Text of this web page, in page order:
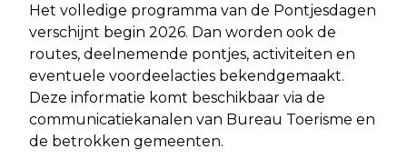
Het volledige programma van de Pontjesdagen
verschijnt begin 2026. Dan worden ook de
routes, deelnemende pontjes, activiteiten en
eventuele voordeelacties bekendgemaakt.
Deze informatie komt beschikbaar via de
communicatiekanalen van Bureau Toerisme en
de betrokken gemeenten.